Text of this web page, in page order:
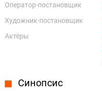
Оператор-постановщик
Художник-постановщик
Актёры
Синопсис